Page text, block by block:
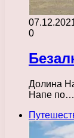
0
Долина
Напе по…